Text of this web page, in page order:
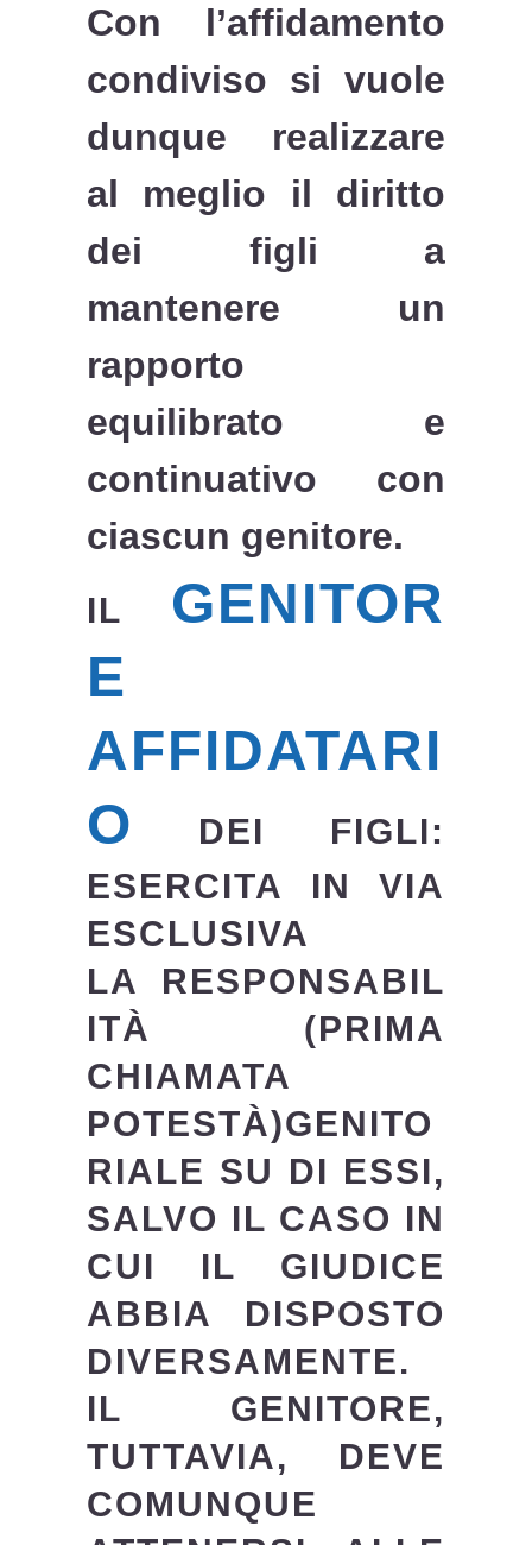
Con l’affidamento
condiviso si vuole
dunque realizzare
al meglio il diritto
dei figli a
mantenere un
rapporto
equilibrato e
continuativo con
ciascun genitore.
IL GENITOR
E
AFFIDATARI
O DEI FIGLI:
ESERCITA IN VIA
ESCLUSIVA
LA RESPONSABIL
ITÀ (PRIMA
CHIAMATA
POTESTÀ)GENITO
RIALE SU DI ESSI,
SALVO IL CASO IN
CUI IL GIUDICE
ABBIA DISPOSTO
DIVERSAMENTE.
IL GENITORE,
TUTTAVIA, DEVE
COMUNQUE